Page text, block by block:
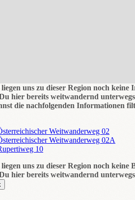
uns zu dieser Region noch keine
hier bereits weitwandernd
die nachfolgenden Informationen
Weitwanderweg 02
Weitwanderweg 02A
10
uns zu dieser Region noch keine
hier bereits weitwandernd